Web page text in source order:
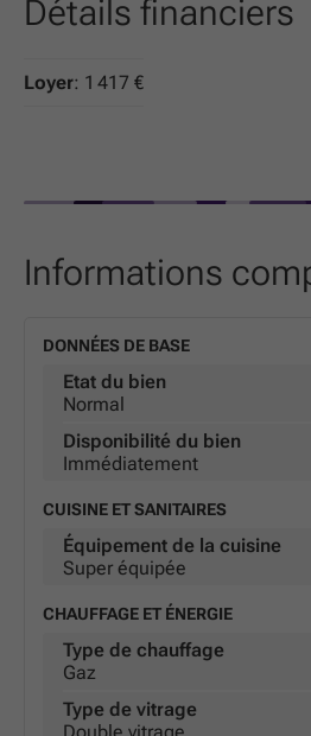
Détails financiers
Loyer: 1 417 €
Informations
DONNÉES DE BASE
Etat du bien
Normal
Disponibilité du bien
Immédiatement
CUISINE ET SANITAIRES
Équipement de la cuisine
Super équipée
CHAUFFAGE ET ÉNERGIE
Type de chauffage
Gaz
Type de vitrage